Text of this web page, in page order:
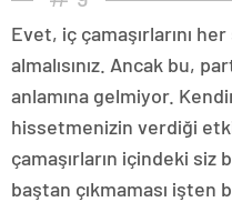
Evet, iç çamaşırlarını
almalısınız. Ancak bu,
anlamına gelmiyor.
hissetmenizin verdiği
çamaşırların içindeki
baştan çıkmaması işten